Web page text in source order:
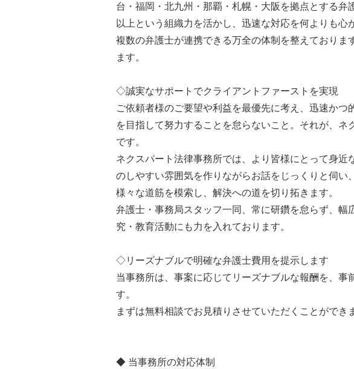
台・福岡・北九州・那覇・札幌・大阪を拠点とする弁
以上という組織力を活かし、迅速な対応を何よりも心
複数の弁護士が連携できる万全の体制を整えておりま
ます。
◇誠実なサポートでクライアントファーストを実現
ご依頼者様のご要望や利益を最優先に考え、迅速かつ
を目指して努力することを怠らないこと。それが、ネ
です。
ネクスパート法律事務所では、より皆様にとって身近
のしやすい雰囲気を作りながらお話をじっくりと伺い
様々な道筋を模索し、解決への道を切り拓きます。
弁護士・事務局スタッフ一同、常に研鑽を怠らず、幅
究・教育活動にも力を入れております。
◇リーズナブルで明確な弁護士費用を提示します
当事務所は、事案に応じてリーズナブルな報酬を、事
す。
まずは無料相談でお見積りさせていただくことができ
◆ 当事務所の対応体制